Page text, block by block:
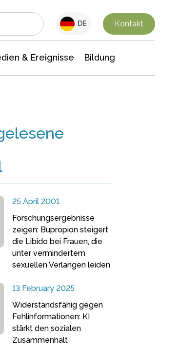
DE Kontakt
& Ereignisse Bildung
25 April 2001
Forschungsergebnisse
zeigen: Bupropion steigert
die Libido bei Frauen, die
unter vermindertem
sexuellen Verlangen leiden
13 February 2025
Widerstandsfähig gegen
Fehlinformationen: KI
stärkt den sozialen
Zusammenhalt